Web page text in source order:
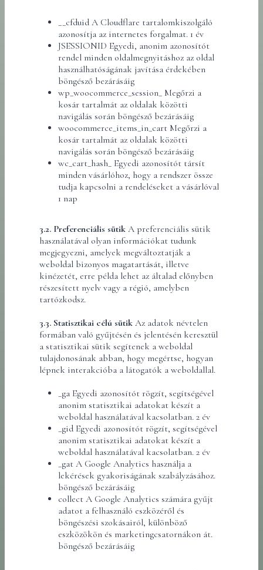
__cfduid A Cloudflare tartalomkiszolgáló
azonosítja az internetes forgalmat. 1 év
JSESSIONID Egyedi, anonim azonosítót
rendel minden oldalmegnyitáshoz az oldal
használhatóságának javítása érdekében
böngésző bezárásáig
wp_woocommerce_session_ Megőrzi a
kosár tartalmát az oldalak közötti
navigálás során böngésző bezárásáig
woocommerce_items_in_cart Megőrzi a
kosár tartalmát az oldalak közötti
navigálás során böngésző bezárásáig
wc_cart_hash_ Egyedi azonosítót társít
minden vásárlóhoz, hogy a rendszer össze
tudja kapcsolni a rendeléseket a vásárlóval
1 nap
3.2. Preferenciális sütik A preferenciális sütik
használatával olyan információkat tudunk
megjegyezni, amelyek megváltoztatják a
weboldal bizonyos magatartását, illetve
kinézetét, erre példa lehet az általad előnyben
részesített nyelv vagy a régió, amelyben
tartózkodsz.
3.3. Statisztikai célú sütik Az adatok névtelen
formában való gyűjtésén és jelentésén keresztül
a statisztikai sütik segítenek a weboldal
tulajdonosának abban, hogy megértse, hogyan
lépnek interakcióba a látogatók a weboldallal.
_ga Egyedi azonosítót rögzít, segítségével
anonim statisztikai adatokat készít a
weboldal használatával kacsolatban. 2 év
_gid Egyedi azonosítót rögzít, segítségével
anonim statisztikai adatokat készít a
weboldal használatával kacsolatban. 2 év
_gat A Google Analytics használja a
lekérések gyakoriságának szabályzásához.
böngésző bezárásáig
collect A Google Analytics számára gyűjt
adatot a felhasználó eszközéről és
böngészési szokásairól, különböző
eszközökön és marketingcsatornákon át.
böngésző bezárásáig